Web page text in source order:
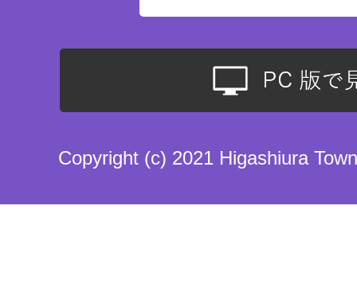
Copyright (c) 2021 Higashiura